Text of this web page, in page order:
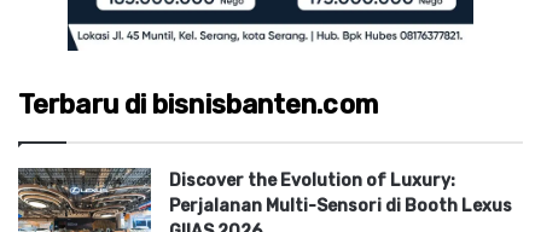
Terbaru di bisnisbanten.com
Discover the Evolution of Luxury:
Perjalanan Multi-Sensori di Booth Lexus